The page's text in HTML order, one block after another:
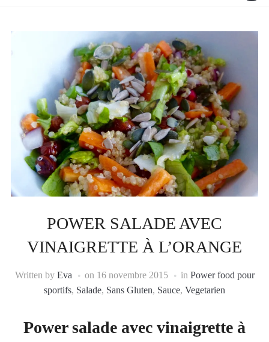
POWER SALADE AVEC
VINAIGRETTE À L’ORANGE
Written by Eva on 16 novembre 2015 in Power food pour
sportifs, Salade, Sans Gluten, Sauce, Vegetarien
Power salade avec vinaigrette à